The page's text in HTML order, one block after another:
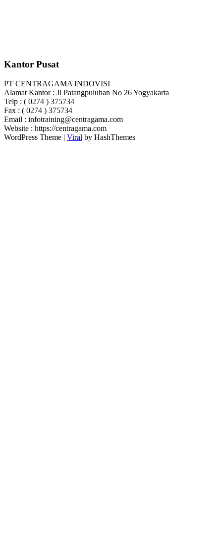
Kantor Pusat
PT CENTRAGAMA INDOVISI
Alamat Kantor : Jl Patangpuluhan No 26 Yogyakarta
Telp : ( 0274 ) 375734
Fax : ( 0274 ) 375734
Email : infotraining@centragama.com
Website : https://centragama.com
WordPress Theme | Viral by HashThemes